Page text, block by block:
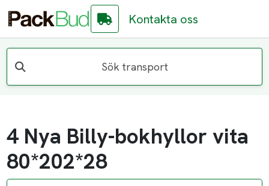
Kontakta oss
Sök transport
4 Nya Billy-bokhyllor vita
80*202*28